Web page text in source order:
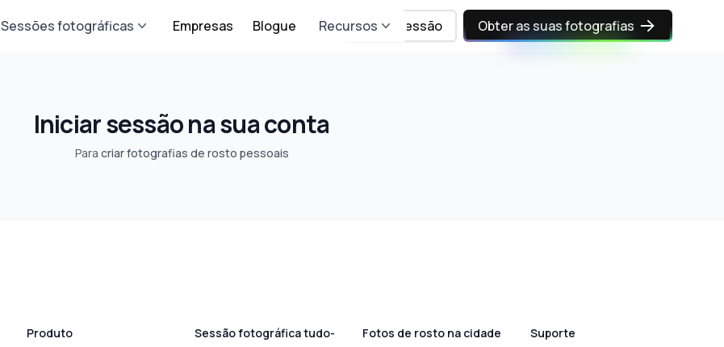
Sessões fotográficas Empresas Blogue RecursosIniciar sessão Obter as suas fotografias
Iniciar sessão na sua conta
Para criar fotografias de rosto pessoais
Produto
Sessão fotográfica tudo-
Fotos de rosto na cidade Suporte